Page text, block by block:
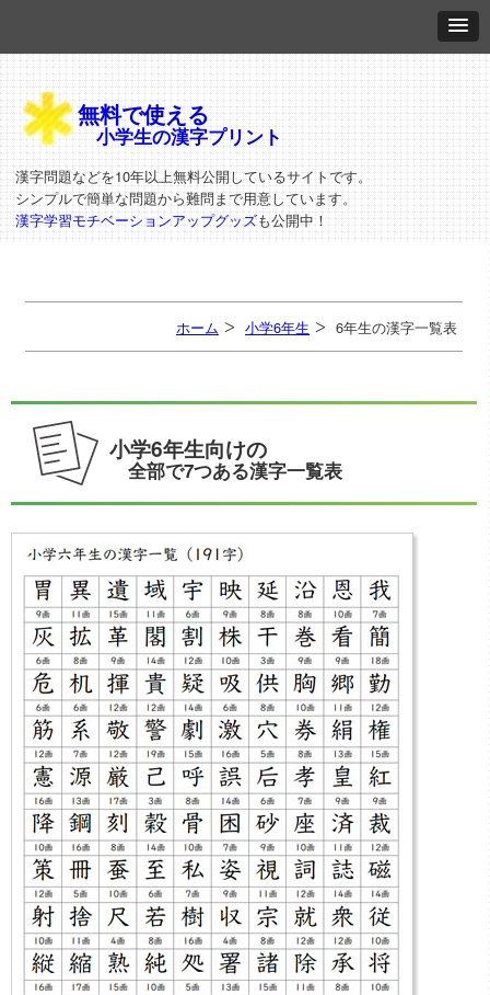
無料で使える
小学生の漢字プリント
漢字問題などを10年以上無料公開しているサイトです。
シンプルで簡単な問題から難問まで用意しています。
漢字学習モチベーションアップグッズも公開中！
ホーム 小学6年生 6年生の漢字一覧表
小学6年生向けの
全部で7つある漢字一覧表